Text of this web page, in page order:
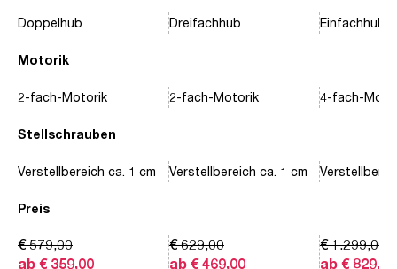
Motorik
Stellschrauben
Preis
Doppelhub
2-fach-Motorik
Verstellbereich ca. 1 cm
ab € 359,00
€ 579,00
Dreifachhub
2-fach-Motorik
Verstellbereich ca. 1 cm
ab € 469,00
€ 629,00
Einfachhub
4-fach-
ab € 829,00
€ 1.299,00